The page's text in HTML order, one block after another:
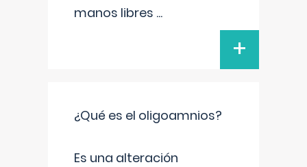
manos libres ...
+
¿Qué es el oligoamnios?
Es una alteración